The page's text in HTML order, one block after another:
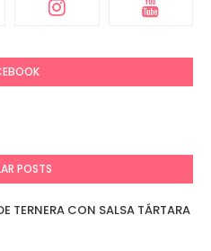
POSTS
TERNERA CON SALSA TÁRTARA